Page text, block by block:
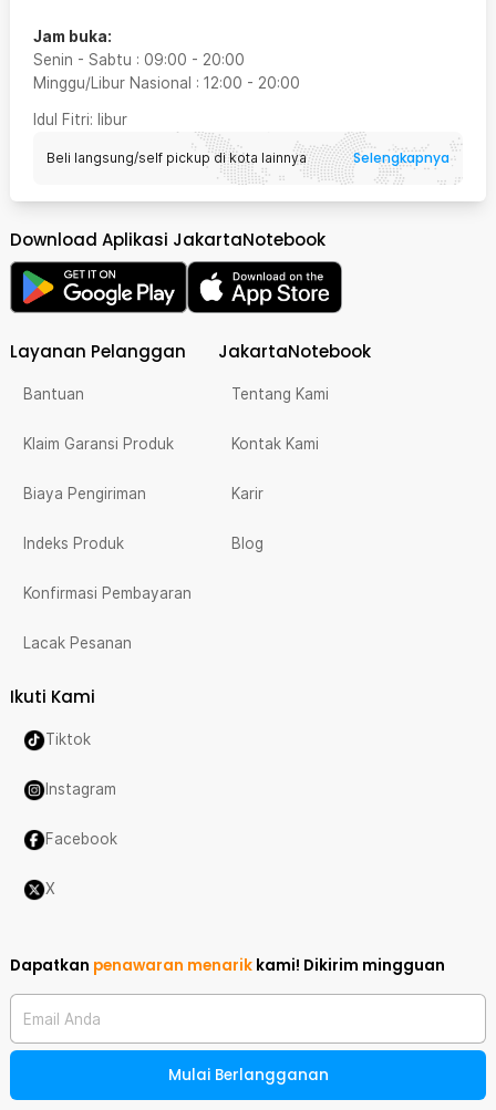
Jam buka:
Senin - Sabtu : 09:00 - 20:00
Minggu/Libur Nasional : 12:00 - 20:00
Idul Fitri: libur
Beli langsung/self pickup di kota lainnya Selengkapnya
Download Aplikasi JakartaNotebook
Layanan Pelanggan
Bantuan
Klaim Garansi Produk
Biaya Pengiriman
Indeks Produk
Konfirmasi Pembayaran
Lacak Pesanan
JakartaNotebook
Tentang Kami
Kontak Kami
Karir
Blog
Ikuti Kami
Tiktok
Instagram
Facebook
X
Dapatkan penawaran menarik kami! Dikirim mingguan
Email Anda
Mulai Berlangganan